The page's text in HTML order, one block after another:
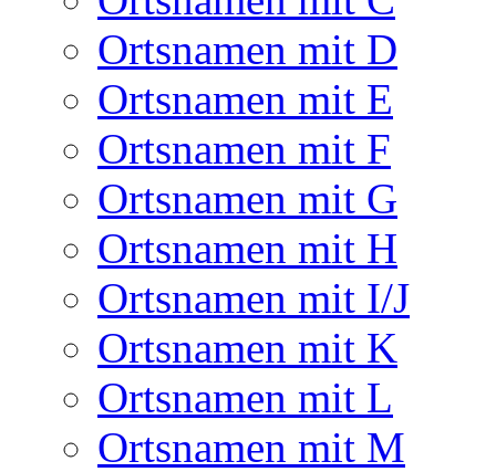
Ortsnamen mit D
Ortsnamen mit E
Ortsnamen mit F
Ortsnamen mit G
Ortsnamen mit H
Ortsnamen mit I/J
Ortsnamen mit K
Ortsnamen mit L
Ortsnamen mit M